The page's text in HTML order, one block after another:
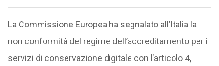
La Commissione Europea ha segnalato all’Italia la
non conformità del regime dell’accreditamento per i
servizi di conservazione digitale con l’articolo 4,